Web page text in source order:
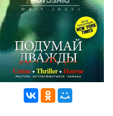
05:36
02:23
03:09
05:18